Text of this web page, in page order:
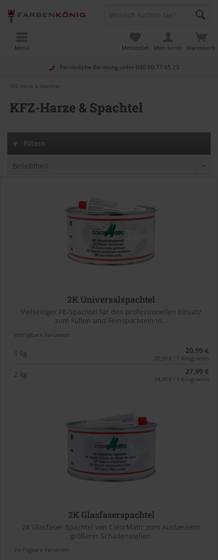
Persönliche Beratung unter 040 60 77 65 23
Warenkorb
Merkzettel Mein Konto
Menü
KFZ-Harze & Spachtel
KFZ-Harze & Spachtel
Filtern
2K Universalspachtel
Vielseitiger PE-Spachtel für den professionellen Einsatz
zum Füllen und Feinspachteln in...
Verfügbare Varianten
1 kg 20,99 €
20,99 € / 1 Kilogramm
2 kg 27,99 €
14,00 € / 1 Kilogramm
2K Glasfaserspachtel
2K Glasfaser-Spachtel von ColorMatic zum Ausbessern
größerer Schadenstellen.
Verfügbare Varianten